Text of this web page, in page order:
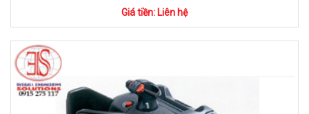
Giá tiền: Liên hệ